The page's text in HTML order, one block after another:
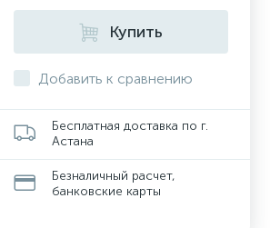
Купить
Добавить к сравнению
Бесплатная доставка по г.
Астана
Безналичный расчет,
банковские карты